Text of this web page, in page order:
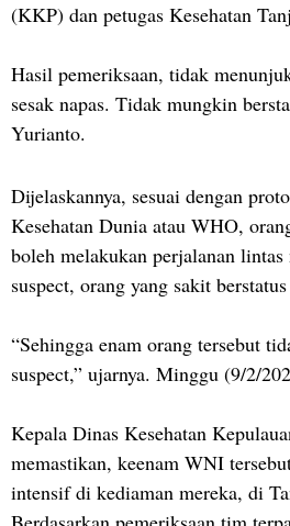
(KKP) dan petugas Kesehatan
Hasil pemeriksaan, tidak
sesak napas. Tidak mungkin
Yurianto.
Dijelaskannya, sesuai dengan
Kesehatan Dunia atau WHO,
boleh melakukan perjalanan lintas
suspect, orang yang sakit
“Sehingga enam orang tersebut
suspect,” ujarnya. Minggu (9/2/
Kepala Dinas Kesehatan
memastikan, keenam WNI
intensif di kediaman mereka, di